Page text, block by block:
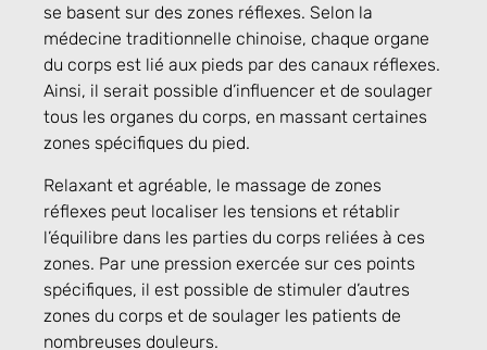
se basent sur des zones réflexes. Selon la
médecine traditionnelle chinoise, chaque organe
du corps est lié aux pieds par des canaux réflexes.
Ainsi, il serait possible d’influencer et de soulager
tous les organes du corps, en massant certaines
zones spécifiques du pied.
Relaxant et agréable, le massage de zones
réflexes peut localiser les tensions et rétablir
l’équilibre dans les parties du corps reliées à ces
zones. Par une pression exercée sur ces points
spécifiques, il est possible de stimuler d’autres
zones du corps et de soulager les patients de
nombreuses douleurs.